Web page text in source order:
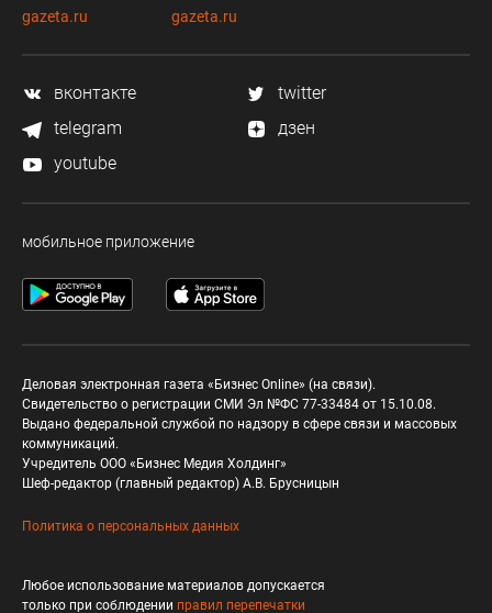
gazeta.ru
gazeta.ru
вконтакте
twitter
telegram
дзен
youtube
мобильное приложение
Деловая электронная газета «Бизнес Online» (на связи).
Свидетельство о регистрации СМИ Эл №ФС 77-33484 от 15.10.08.
Выдано федеральной службой по надзору в сфере связи и массовых
коммуникаций.
Учредитель ООО «Бизнес Медия Холдинг»
Шеф-редактор (главный редактор) А.В. Брусницын
Политика о персональных данных
Любое использование материалов допускается
только при соблюдении правил перепечатки